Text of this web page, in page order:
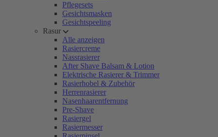
Pflegesets
Gesichtsmasken
Gesichtspeeling
Rasur
Alle anzeigen
Rasiercreme
Nassrasierer
After Shave Balsam & Lotion
Elektrische Rasierer & Trimmer
Rasierhobel & Zubehör
Herrenrasierer
Nasenhaarentfernung
Pre-Shave
Rasiergel
Rasiermesser